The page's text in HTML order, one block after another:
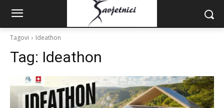
Tagovi Ideathon
Tag: Ideathon